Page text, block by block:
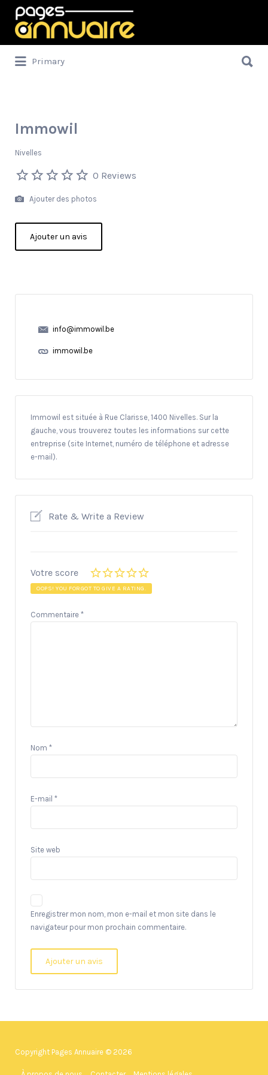
Rechercher:
Primary
Immowil
Nivelles
0 Reviews
Ajouter des photos
Ajouter un avis
info@immowil.be
immowil.be
Immowil est située à Rue Clarisse, 1400 Nivelles. Sur la
gauche, vous trouverez toutes les informations sur cette
entreprise (site Internet, numéro de téléphone et adresse
e-mail).
Rate & Write a Review
Votre score
OOPS! YOU FORGOT TO GIVE A RATING.
Commentaire *
Nom *
E-mail *
Site web
Enregistrer mon nom, mon e-mail et mon site dans le
navigateur pour mon prochain commentaire.
Copyright Pages Annuaire © 2026